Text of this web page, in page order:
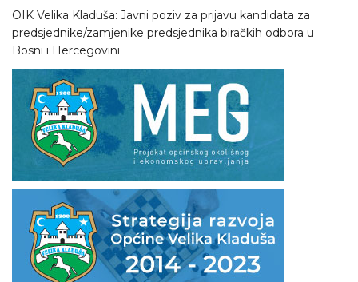
OIK Velika Kladuša: Javni poziv za prijavu kandidata za
predsjednike/zamjenike predsjednika biračkih odbora u
Bosni i Hercegovini